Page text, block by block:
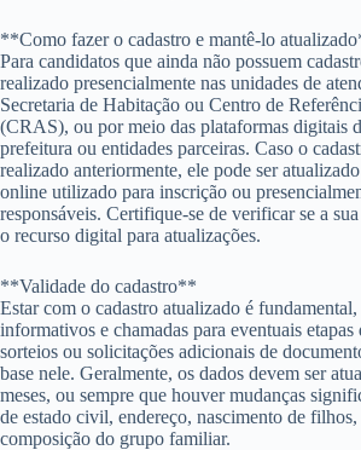
**Como fazer o cadastro e mantê-lo
Para candidatos que ainda não possuem
realizado presencialmente nas unidades de
Secretaria de Habitação ou Centro de
(CRAS), ou por meio das plataformas digitais
prefeitura ou entidades parceiras. Caso o
realizado anteriormente, ele pode ser
online utilizado para inscrição ou
responsáveis. Certifique-se de verificar se a
o recurso digital para atualizações.
**Validade do cadastro**
Estar com o cadastro atualizado é
informativos e chamadas para eventuais
sorteios ou solicitações adicionais de
base nele. Geralmente, os dados devem ser
meses, ou sempre que houver mudanças
de estado civil, endereço, nascimento de
composição do grupo familiar.